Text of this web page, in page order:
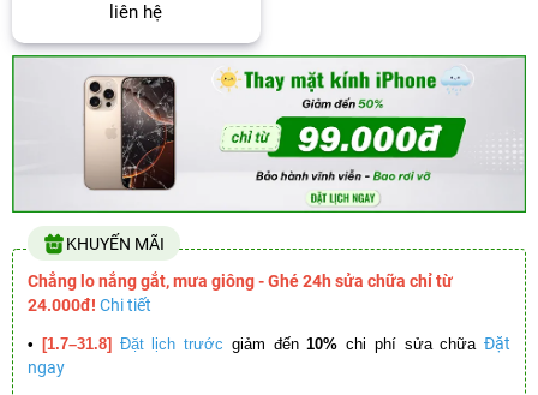
liên hệ
KHUYẾN MÃI
Chẳng lo nắng gắt, mưa giông - Ghé 24h sửa chữa chỉ từ
24.000đ! Chi tiết
• [1.7–31.8] Đặt lịch trước giảm đến10% chi phí sửa chữa Đặt
ngay